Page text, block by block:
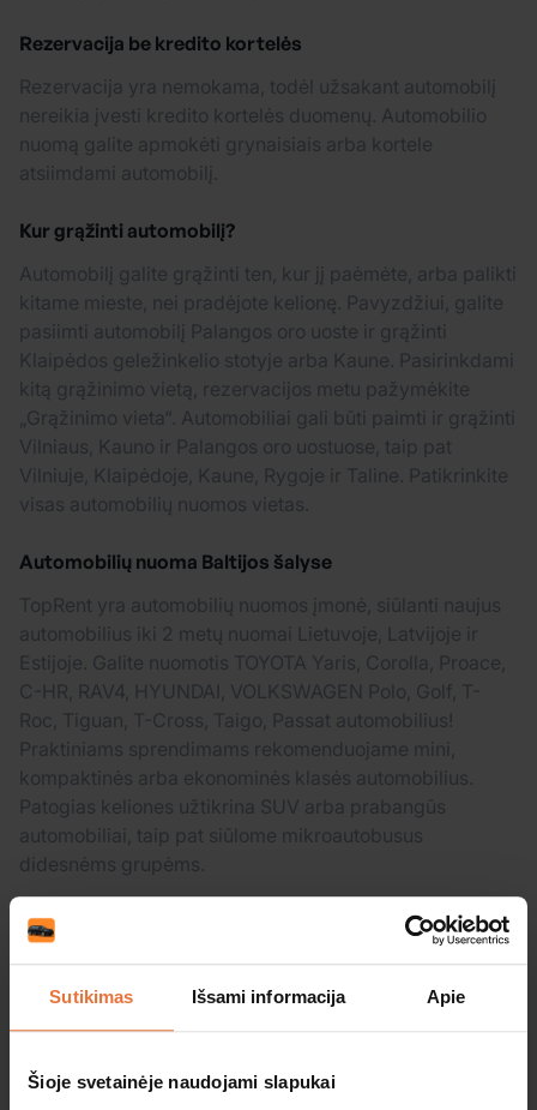
Sutikimas Išsami informacija Apie
Šioje svetainėje naudojami slapukai
Rezervacija be kredito kortelės
Rezervacija yra nemokama, todėl užsakant automobilį
nereikia įvesti kredito kortelės duomenų. Automobilio
nuomą galite apmokėti grynaisiais arba kortele
atsiimdami automobilį.
Kur grąžinti automobilį?
Automobilį galite grąžinti ten, kur jį paėmėte, arba palikti
kitame mieste, nei pradėjote kelionę. Pavyzdžiui, galite
pasiimti automobilį Palangos oro uoste ir grąžinti
Klaipėdos geležinkelio stotyje arba Kaune. Pasirinkdami
kitą grąžinimo vietą, rezervacijos metu pažymėkite
„Grąžinimo vieta“. Automobiliai gali būti paimti ir grąžinti
Vilniaus, Kauno ir Palangos oro uostuose, taip pat
Vilniuje, Klaipėdoje, Kaune, Rygoje ir Taline. Patikrinkite
visas automobilių nuomos vietas.
Automobilių nuoma Baltijos šalyse
TopRent yra automobilių nuomos įmonė, siūlanti naujus
automobilius iki 2 metų nuomai Lietuvoje, Latvijoje ir
Estijoje. Galite nuomotis TOYOTA Yaris, Corolla, Proace,
C-HR, RAV4, HYUNDAI, VOLKSWAGEN Polo, Golf, T-
Roc, Tiguan, T-Cross, Taigo, Passat automobilius!
Praktiniams sprendimams rekomenduojame mini,
kompaktinės arba ekonominės klasės automobilius.
Patogias keliones užtikrina SUV arba prabangūs
automobiliai, taip pat siūlome mikroautobusus
didesnėms grupėms.